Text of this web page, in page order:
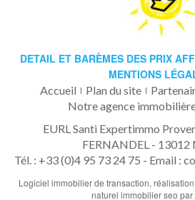
DETAIL ET BARÈMES DES PRIX
MENTIONS
Accueil Plan du site
Notre agence
EURL Santi Expertimmo
FERNANDEL - 13012
Tél. : +33 (0)4 95 73 24 75 - Email :
Logiciel immobilier de transaction,
naturel immobilier seo par